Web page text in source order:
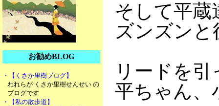
お勧めBLOG
・【くさか里樹ブログ】
われらが くさか里樹せんせい の
ブログです
・【私の散歩道】
そして平
ズンズンと
リードを
平ちゃん、